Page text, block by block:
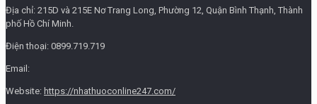
Địa chỉ: 215D và 215E Nơ Trang Long, Phường 12, Quận Bình Thạnh, Thành
phố Hồ Chí Minh.
Điện thoại: 0899.719.719
Email:
Website: https://nhathuoconline247.com/